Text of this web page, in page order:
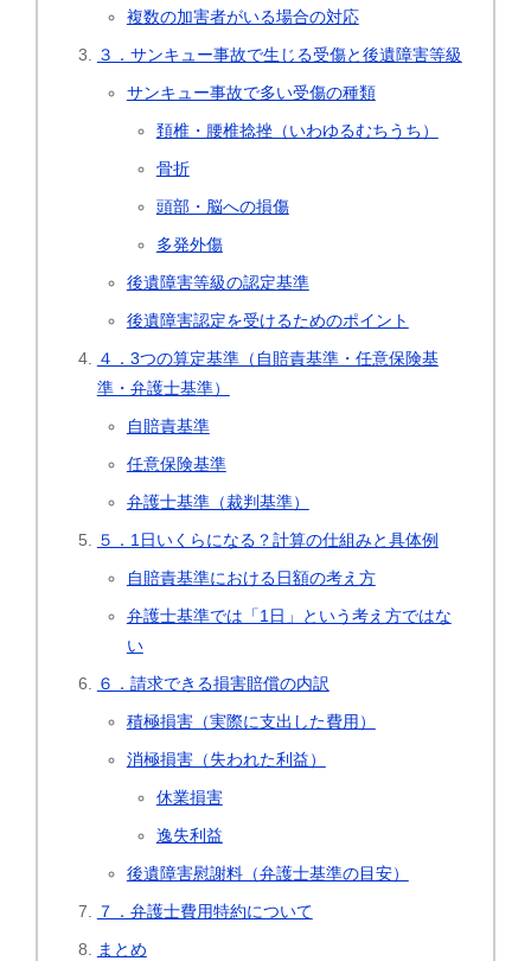
複数の加害者がいる場合の対応
３．サンキュー事故で生じる受傷と後遺障害等級
サンキュー事故で多い受傷の種類
頚椎・腰椎捻挫（いわゆるむちうち）
骨折
頭部・脳への損傷
多発外傷
後遺障害等級の認定基準
後遺障害認定を受けるためのポイント
４．3つの算定基準（自賠責基準・任意保険基
準・弁護士基準）
自賠責基準
任意保険基準
弁護士基準（裁判基準）
５．1日いくらになる？計算の仕組みと具体例
自賠責基準における日額の考え方
弁護士基準では「1日」という考え方ではな
い
６．請求できる損害賠償の内訳
積極損害（実際に支出した費用）
消極損害（失われた利益）
休業損害
逸失利益
後遺障害慰謝料（弁護士基準の目安）
７．弁護士費用特約について
まとめ